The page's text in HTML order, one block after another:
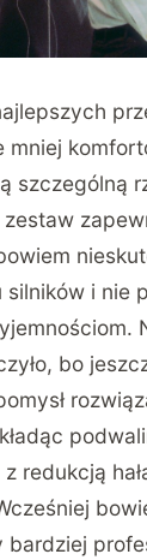
mniej
szczególną
zestaw
i nie
bo
redukcją
bardziej